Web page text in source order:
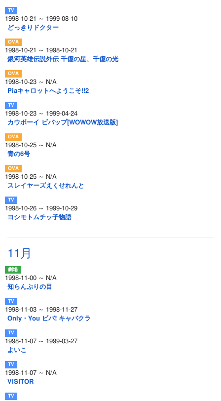
1998-10-21 ～ 1999-08-10
どっきりドクター
1998-10-21 ～ 1998-10-21
銀河英雄伝説外伝 千億の星、千億の光
1998-10-23 ～ N/A
Piaキャロットへようこそ!!2
1998-10-23 ～ 1999-04-24
カウボーイ ビバップ[WOWOW放送版]
1998-10-25 ～ N/A
青の6号
1998-10-25 ～ N/A
スレイヤーズえくせれんと
1998-10-26 ～ 1999-10-29
ヨシモトムチッ子物語
11月
1998-11-00 ～ N/A
知らんぷりの目
1998-11-03 ～ 1998-11-27
Only・You ビバ! キャバクラ
1998-11-07 ～ 1999-03-27
よいこ
1998-11-07 ～ N/A
VISITOR